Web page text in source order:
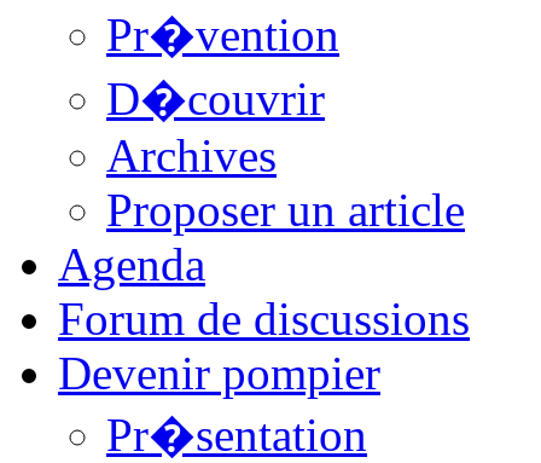
Pr�vention
D�couvrir
Archives
Proposer un article
Agenda
Forum de discussions
Devenir pompier
Pr�sentation